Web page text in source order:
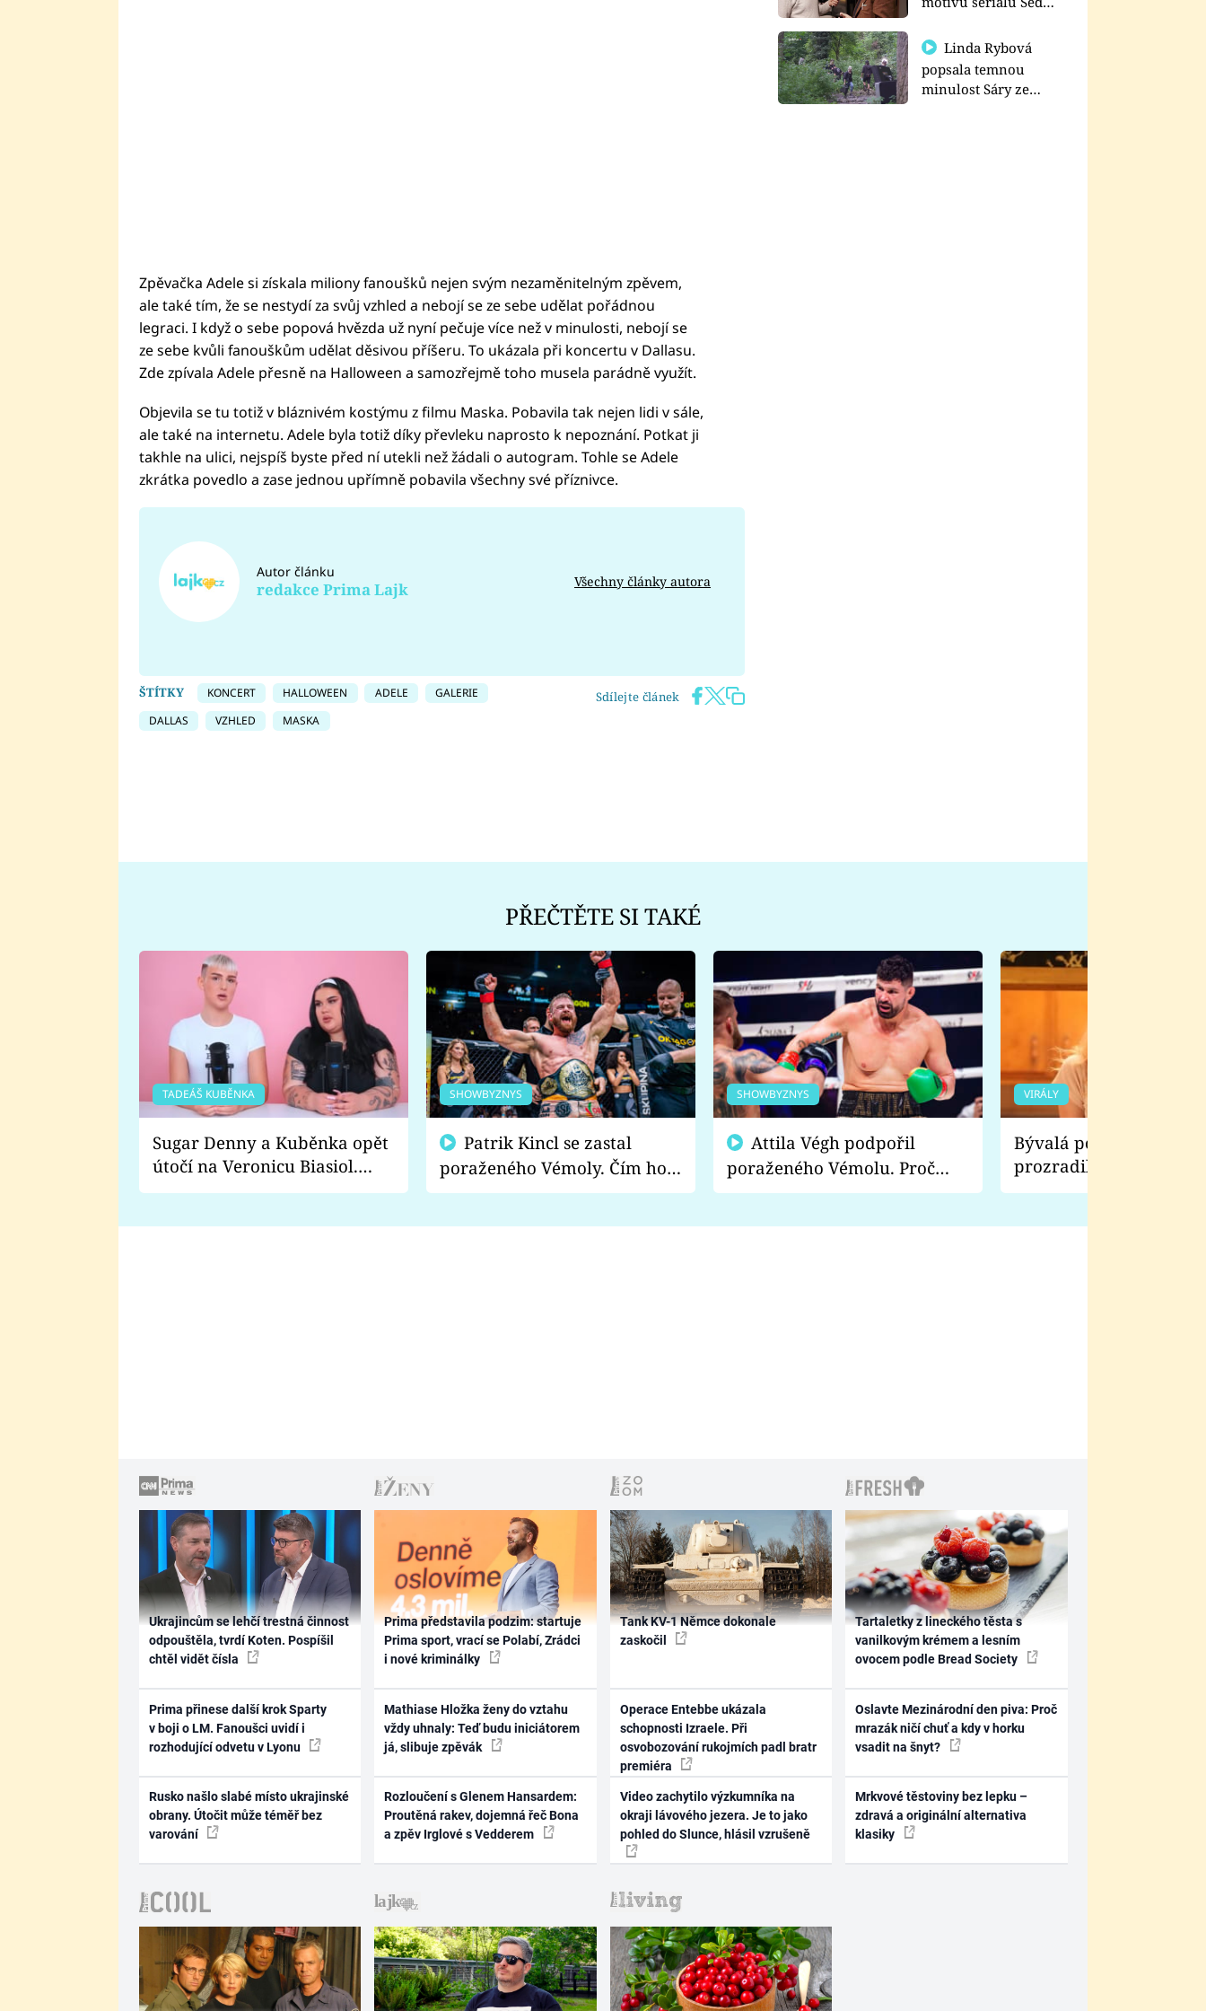
Zpěvačka Adele si získala miliony fanoušků nejen svým nezaměnitelným zpěvem,
ale také tím, že se nestydí za svůj vzhled a nebojí se ze sebe udělat pořádnou
legraci. I když o sebe popová hvězda už nyní pečuje více než v minulosti, nebojí se
ze sebe kvůli fanouškům udělat děsivou příšeru. To ukázala při koncertu v Dallasu.
Zde zpívala Adele přesně na Halloween a samozřejmě toho musela parádně využít.
Objevila se tu totiž v bláznivém kostýmu z filmu Maska. Pobavila tak nejen lidi v sále,
ale také na internetu. Adele byla totiž díky převleku naprosto k nepoznání. Potkat ji
takhle na ulici, nejspíš byste před ní utekli než žádali o autogram. Tohle se Adele
zkrátka povedlo a zase jednou upřímně pobavila všechny své příznivce.
Autor článku
redakce Prima Lajk Všechny články autora
Sdílejte článek
ŠTÍTKY KONCERT HALLOWEEN ADELE
GALERIE
DALLAS
VZHLED MASKA
Linda Rybová
popsala temnou
minulost Sáry ze
PŘEČTĚTE SI TAKÉ
TADEÁŠ KUBĚNKA
Sugar Denny a Kuběnka opět
útočí na Veronicu Biasiol.
Proč je podle nich falešná a
SHOWBYZNYS
poraženého Vémoly. Čím ho
fanoušci naštvali?
SHOWBYZNYS
poraženého Vémolu. Proč
chce raději zápasit s ním než
VIRÁLY
Bývalá pornoherečka
prozradila, co ji
natáčení Euforie.
Ukrajincům se lehčí trestná činnost
odpouštěla, tvrdí Koten. Pospíšil
chtěl vidět čísla
Prima přinese další krok Sparty
v boji o LM. Fanoušci uvidí i
rozhodující odvetu v Lyonu
Rusko našlo slabé místo ukrajinské
obrany. Útočit může téměř bez
varování
Prima představila podzim: startuje
Prima sport, vrací se Polabí, Zrádci
i nové kriminálky
Mathiase Hložka ženy do vztahu
vždy uhnaly: Teď budu iniciátorem
já, slibuje zpěvák
Rozloučení s Glenem Hansardem:
Proutěná rakev, dojemná řeč Bona
a zpěv Irglové s Vedderem
Tank KV-1 Němce dokonale
zaskočil
Operace Entebbe ukázala
schopnosti Izraele. Při
osvobozování rukojmích padl bratr
premiéra
Video zachytilo výzkumníka na
okraji lávového jezera. Je to jako
pohled do Slunce, hlásil vzrušeně
Tartaletky z lineckého těsta s
vanilkovým krémem a lesním
ovocem podle Bread Society
Oslavte Mezinárodní den piva: Proč
mrazák ničí chuť a kdy v horku
vsadit na šnyt?
Mrkvové těstoviny bez lepku –
zdravá a originální alternativa
klasiky